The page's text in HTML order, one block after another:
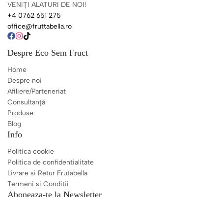
VENIȚI ALATURI DE NOI!
+4 0762 651 275
office@fruttabella.ro
Despre Eco Sem Fruct
Home
Despre noi
Afiliere/Parteneriat
Consultanță
Produse
Blog
Info
Politica cookie
Politica de confidentialitate
Livrare si Retur Frutabella
Termeni si Conditii
Aboneaza-te la Newsletter